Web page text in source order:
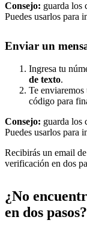
Consejo: guarda los
Puedes usarlos para
Enviar un
Ingresa tu
de texto.
Te
código para
Consejo: guarda los
Puedes usarlos para
Recibirás un email
verificación en dos
¿No
en dos pasos?